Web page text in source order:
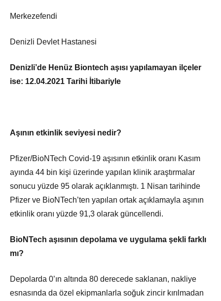
Merkezefendi
Denizli Devlet Hastanesi
Denizli’de Henüz Biontech aşısı yapılamayan ilçeler
ise: 12.04.2021 Tarihi İtibariyle
Aşının etkinlik seviyesi nedir?
Pfizer/BioNTech Covid-19 aşısının etkinlik oranı Kasım
ayında 44 bin kişi üzerinde yapılan klinik araştırmalar
sonucu yüzde 95 olarak açıklanmıştı. 1 Nisan tarihinde
Pfizer ve BioNTech’ten yapılan ortak açıklamayla aşının
etkinlik oranı yüzde 91,3 olarak güncellendi.
BioNTech aşısının depolama ve uygulama şekli farklı
mı?
Depolarda 0’ın altında 80 derecede saklanan, nakliye
esnasında da özel ekipmanlarla soğuk zincir kırılmadan